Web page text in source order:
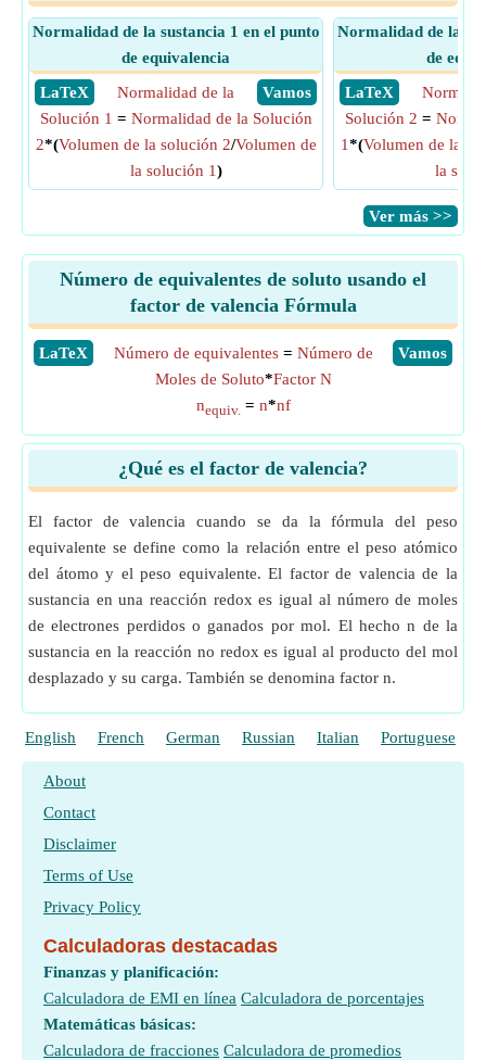
Normalidad de la sustancia 1 en el punto
de equivalencia
​ LaTeX
​ Vamos
Normalidad de la
Solución 1 = Normalidad de la Solución
2*(Volumen de la solución 2/Volumen de
la solución 1)
Normalidad de la
de
​ LaTeX
Solución 2 =
1*(Volumen de la
la
​Ver más >>
Número de equivalentes de soluto usando el
factor de valencia Fórmula
​LaTeX ​Vamos
Número de equivalentes= Número de
Moles de Soluto*Factor N
nequiv. = n*nf
¿Qué es el factor de valencia?
El factor de valencia cuando se da la fórmula del peso
equivalente se define como la relación entre el peso atómico
del átomo y el peso equivalente. El factor de valencia de la
sustancia en una reacción redox es igual al número de moles
de electrones perdidos o ganados por mol. El hecho n de la
sustancia en la reacción no redox es igual al producto del mol
desplazado y su carga. También se denomina factor n.
English French German Russian Italian Portuguese
About
Contact
Disclaimer
Terms of Use
Privacy Policy
Calculadoras destacadas
Finanzas y planificación:
Calculadora de EMI en línea Calculadora de porcentajes
Matemáticas básicas:
Calculadora de fracciones Calculadora de promedios